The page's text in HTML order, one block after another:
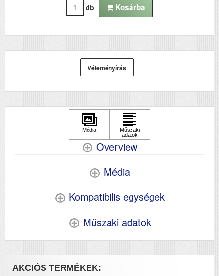
db Kosárba
Véleményírás
Overview
Média
Kompatibilis egységek
Műszaki adatok
AKCIÓS TERMÉKEK: